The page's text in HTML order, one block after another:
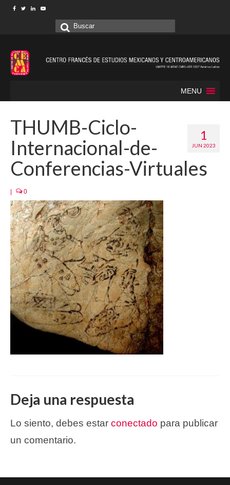
Buscar
MENU
1
JUN 2023
THUMB-Ciclo-
Internacional-de-
Conferencias-Virtuales
0
Deja una respuesta
Lo siento, debes estar conectado para publicar
un comentario.